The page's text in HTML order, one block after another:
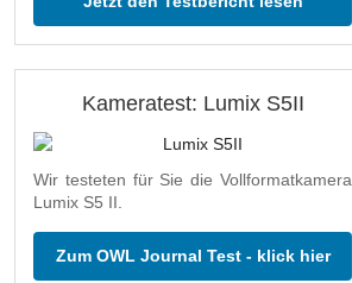
Kameratest: Lumix S5II
Wir testeten für Sie die Vollformatkamera
Lumix S5 II.
Zum OWL Journal Test - klick hier